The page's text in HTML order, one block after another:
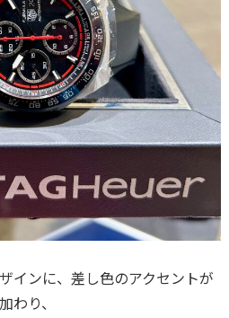
インに、差し色のアクセントが
加わり、